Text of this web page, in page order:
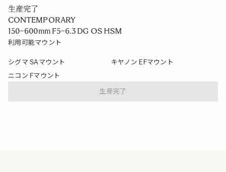
生産完了
CONTEMPORARY
150–600mm F5–6.3 DG OS HSM
利用可能マウント
シグマ SAマウント
キヤノン EFマウント
ニコン Fマウント
生産完了